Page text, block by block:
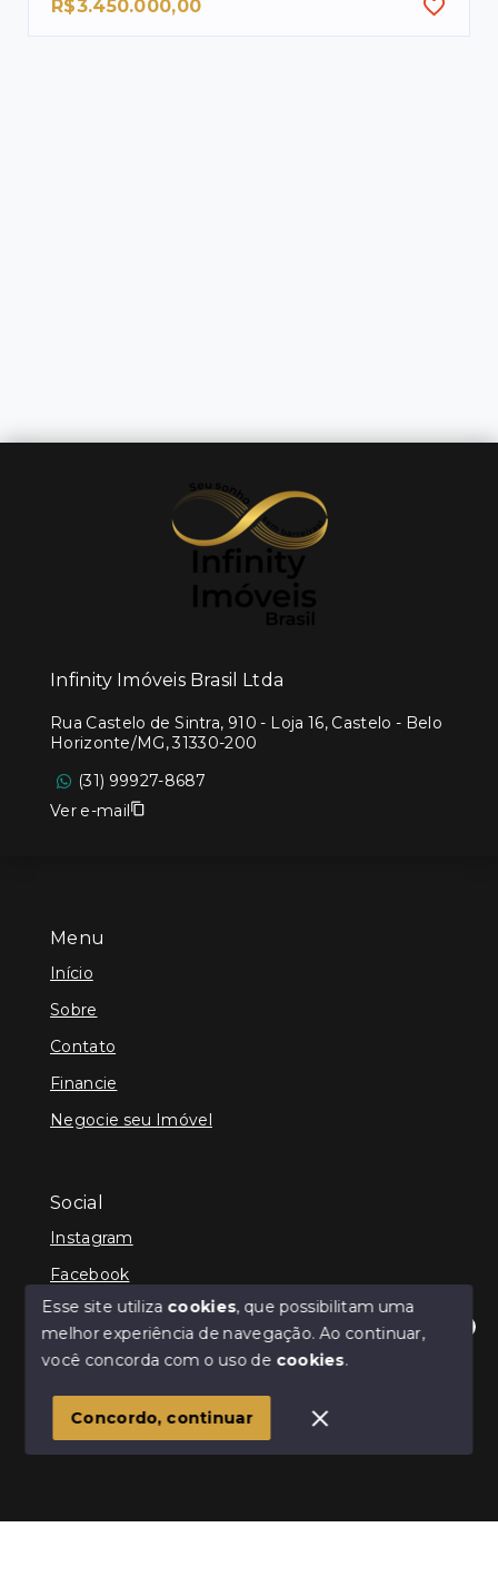
R$3.450.000,00
Olá! Estamos disponíveis para te ajudar.
Menu
Início
Sobre
Contato
Financie
Negocie seu Imóvel
Social
Instagram
Facebook
© Copyright 2026 - Infinity Imóveis Brasil Ltda - Todos
SITE PARA IMOBILIARIA
Infinity Imóveis Brasil Ltda
Rua Castelo de Sintra, 910 - Loja 16, Castelo - Belo
Horizonte/MG, 31330-200
(31) 99927-8687
Ver e-mail
Esse site utiliza cookies, que possibilitam uma
melhor experiência de navegação.Ao continuar,
você concorda com o uso de cookies.
Concordo, continuar